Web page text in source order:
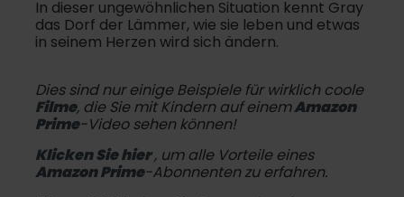
In dieser ungewöhnlichen Situation kennt Gray
das Dorf der Lämmer, wie sie leben und etwas
in seinem Herzen wird sich ändern.
Dies sind nur einige Beispiele für wirklich coole
Filme, die Sie mit Kindern auf einemAmazon
Prime-Video sehen können!
Klicken Sie hier, um alle Vorteile eines
Amazon Prime-Abonnenten zu erfahren.